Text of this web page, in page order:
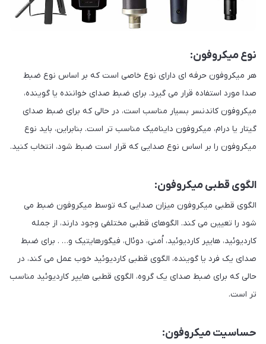
نوع میکروفون:
هر میکروفون حرفه ای دارای نوع خاصی است که بر اساس نوع ضبط
صدا مورد استفاده قرار می گیرد. برای ضبط صدای خواننده یا گوینده،
میکروفون کاندنسر بسیار مناسب است، در حالی که برای ضبط صدای
گیتار یا درام، میکروفون داینامیک مناسب تر است. بنابراین، باید نوع
میکروفون را بر اساس نوع صدایی که قرار است ضبط شود، انتخاب کنید.
الگوی قطبی میکروفون:
الگوی قطبی میکروفون میزان صدایی که توسط میکروفون ضبط می
شود را تعیین می کند. الگوهای قطبی مختلفی وجود دارند، از جمله
کاردیوئید، هایپر کاردیوئید، اُمنی، دوئال، فیگورهایتیک و… . برای ضبط
صدای یک فرد یا گوینده، الگوی قطبی کاردیوئید خوب عمل می کند، در
حالی که برای ضبط صدای یک گروه، الگوی قطبی هایپر کاردیوئید مناسب
تر است.
حساسیت میکروفون: